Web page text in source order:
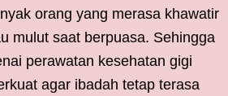
orang yang merasa khawatir
mulut saat berpuasa. Sehingga
perawatan kesehatan gigi
agar ibadah tetap terasa